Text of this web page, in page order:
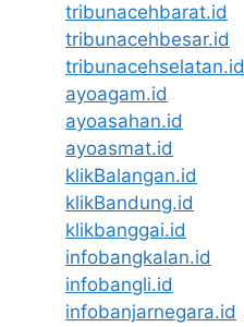
tribunacehbarat.id
tribunacehbesar.id
tribunacehselatan.id
ayoagam.id
ayoasahan.id
ayoasmat.id
klikBalangan.id
klikBandung.id
klikbanggai.id
infobangkalan.id
infobangli.id
infobanjarnegara.id